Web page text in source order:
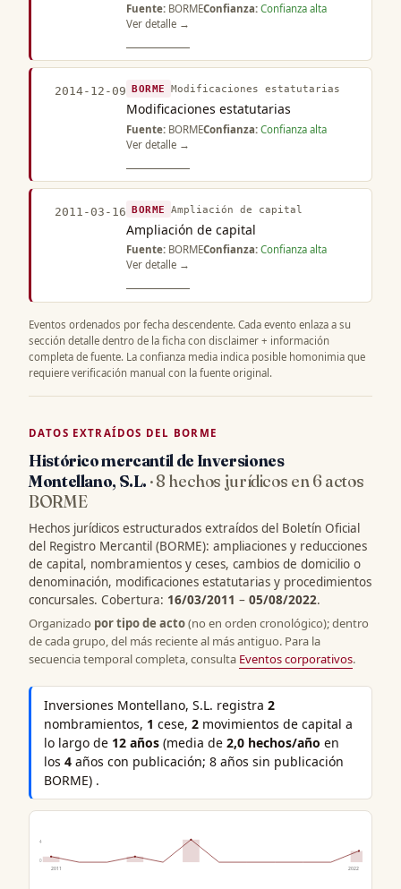
Fuente: BORMEConfianza: Confianza alta
Ver detalle →
2014-12-09 BORME Modificaciones estatutarias
Modificaciones estatutarias
Fuente: BORMEConfianza: Confianza alta
Ver detalle →
2011-03-16 BORME Ampliación de capital
Ampliación de capital
Fuente: BORMEConfianza: Confianza alta
Ver detalle →
Eventos ordenados por fecha descendente. Cada evento enlaza a su
sección detalle dentro de la ficha con disclaimer + información
completa de fuente. La confianza media indica posible homonimia que
requiere verificación manual con la fuente original.
DATOS EXTRAÍDOS DEL BORME
Histórico mercantil de Inversiones
Montellano, S.L. · 8 hechos jurídicos en 6 actos
BORME
Hechos jurídicos estructurados extraídos del Boletín Oficial
del Registro Mercantil (BORME): ampliaciones y reducciones
de capital, nombramientos y ceses, cambios de domicilio o
denominación, modificaciones estatutarias y procedimientos
concursales. Cobertura: 16/03/2011 – 05/08/2022.
Organizado por tipo de acto(no en orden cronológico); dentro
de cada grupo, del más reciente al más antiguo. Para la
secuencia temporal completa, consulta Eventos corporativos.
Inversiones Montellano, S.L. registra2
nombramientos, 1 cese,2 movimientos de capital a
lo largo de 12 años (media de2,0 hechos/año en
los4 años con publicación; 8 años sin publicación
BORME) .
4
0
2011
2022